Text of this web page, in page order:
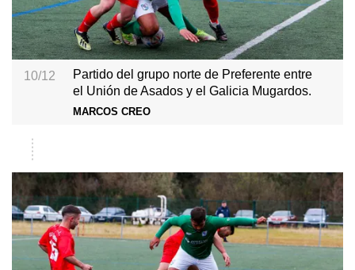
10/12
Partido del grupo norte de Preferente entre
el Unión de Asados y el Galicia Mugardos.
MARCOS CREO